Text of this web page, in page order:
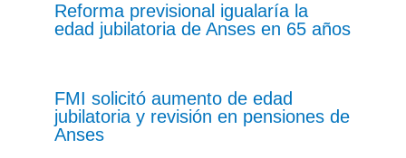
Reforma previsional igualaría la
edad jubilatoria de Anses en 65 años
FMI solicitó aumento de edad
jubilatoria y revisión en pensiones de
Anses